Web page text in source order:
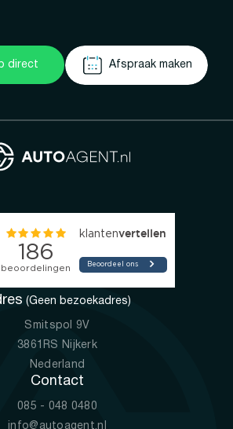
direct Afspraak maken
(Geen bezoekadres)
Smitspol 9V
3861RS Nijkerk
Nederland
Contact
085 - 048 0480
info@autoagent.nl